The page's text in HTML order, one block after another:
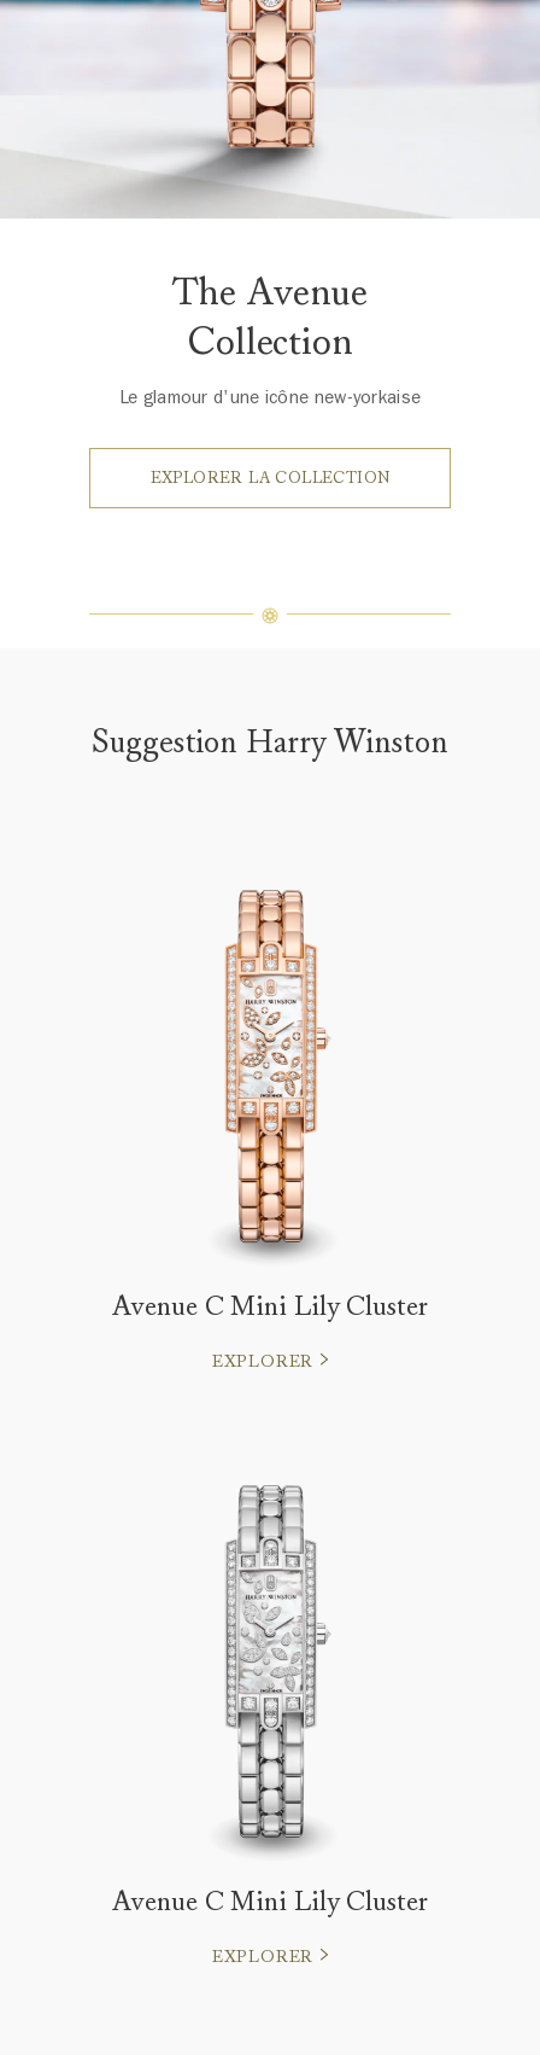
The Avenue
Collection
Le glamour d'une icône new-yorkaise
EXPLORER LA COLLECTION
Suggestion Harry Winston
Avenue C Mini Lily Cluster
EXPLORER
Avenue C Mini Lily Cluster
EXPLORER